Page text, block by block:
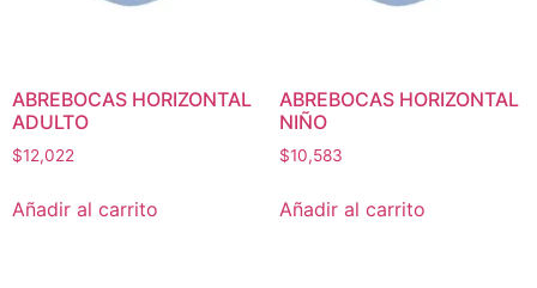
ABREBOCAS HORIZONTAL
ADULTO
$12,022
Añadir al carrito
ABREBOCAS HORIZONTAL
NIÑO
$10,583
Añadir al carrito